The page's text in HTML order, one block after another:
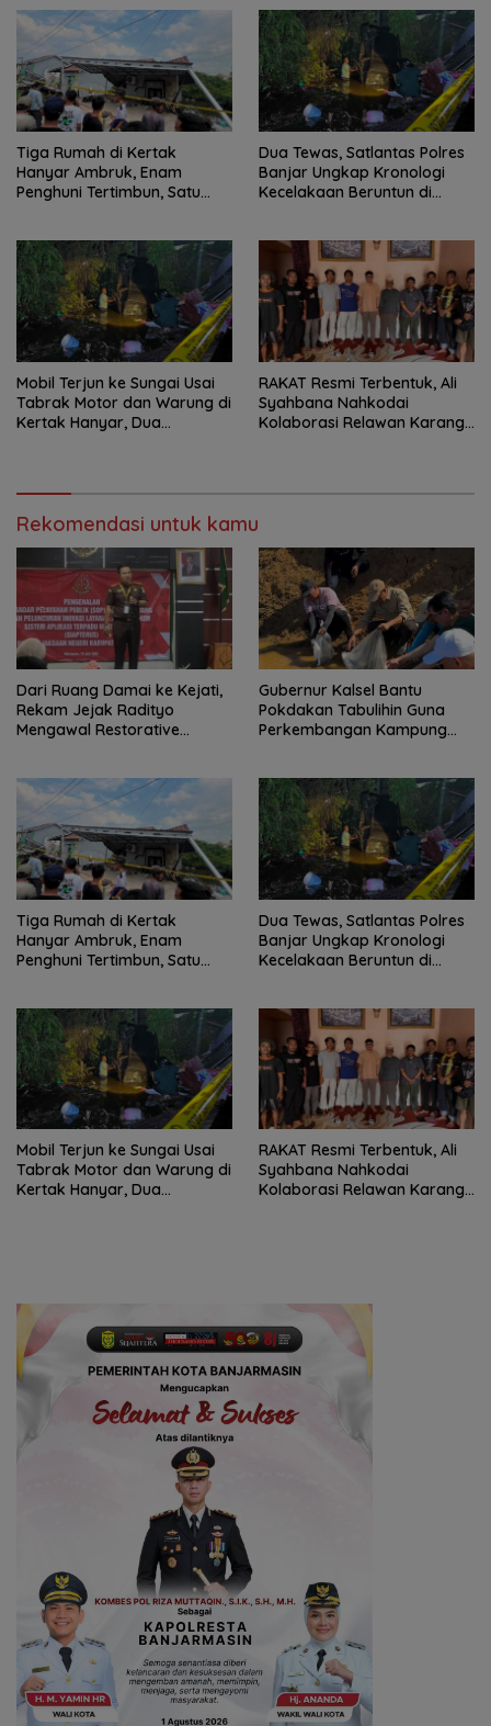
Tiga Rumah di Kertak
Hanyar Ambruk, Enam
Penghuni Tertimbun, Satu
Dua Tewas, Satlantas Polres
Banjar Ungkap Kronologi
Kecelakaan Beruntun di
Mobil Terjun ke Sungai Usai
Tabrak Motor dan Warung di
Kertak Hanyar, Dua
RAKAT Resmi Terbentuk, Ali
Syahbana Nahkodai
Kolaborasi Relawan Karang
Rekomendasi untuk kamu
Dari Ruang Damai ke Kejati,
Rekam Jejak Radityo
Mengawal Restorative
Gubernur Kalsel Bantu
Pokdakan Tabulihin Guna
Perkembangan Kampung
Tiga Rumah di Kertak
Hanyar Ambruk, Enam
Penghuni Tertimbun, Satu
Dua Tewas, Satlantas Polres
Banjar Ungkap Kronologi
Kecelakaan Beruntun di
Mobil Terjun ke Sungai Usai
Tabrak Motor dan Warung di
Kertak Hanyar, Dua
RAKAT Resmi Terbentuk, Ali
Syahbana Nahkodai
Kolaborasi Relawan Karang